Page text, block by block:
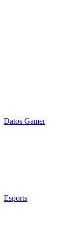
Datos Gamer
Esports